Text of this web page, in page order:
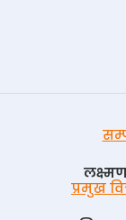
प्रमुख